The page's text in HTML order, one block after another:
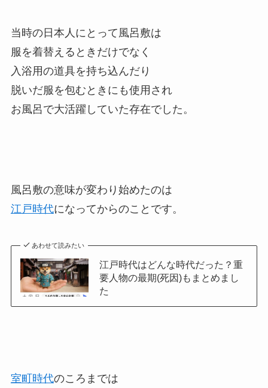
当時の日本人にとって風呂敷は
服を着替えるときだけでなく
入浴用の道具を持ち込んだり
脱いだ服を包むときにも使用され
お風呂で大活躍していた存在でした。
風呂敷の意味が変わり始めたのは
江戸時代になってからのことです。
あわせて読みたい
江戸時代はどんな時代だった？重
要人物の最期(死因)もまとめまし
た
室町時代のころまでは